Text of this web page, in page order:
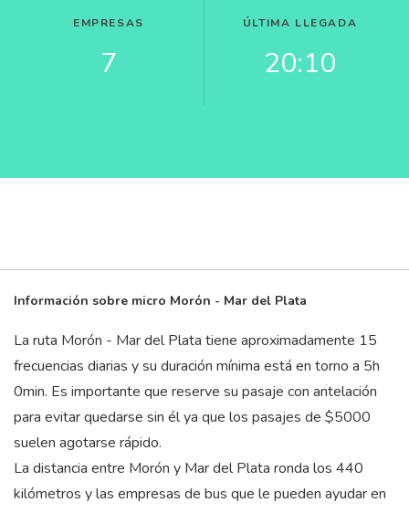
EMPRESAS
7
ÚLTIMA LLEGADA
20:10
Información sobre micro Morón - Mar del Plata
La ruta Morón - Mar del Plata tiene aproximadamente 15
frecuencias diarias y su duración mínima está en torno a 5h
0min. Es importante que reserve su pasaje con antelación
para evitar quedarse sin él ya que los pasajes de $5000
suelen agotarse rápido.
La distancia entre Morón y Mar del Plata ronda los 440
kilómetros y las empresas de bus que le pueden ayudar en